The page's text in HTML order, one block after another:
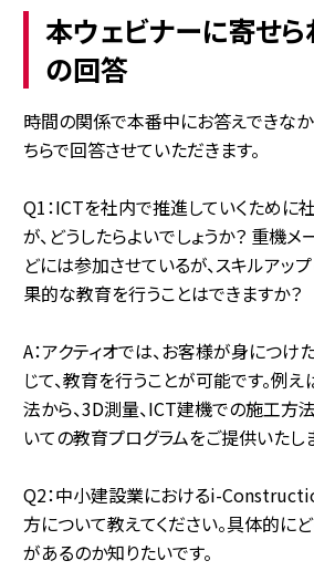
本ウェビナーに寄せ
の回答
時間の関係で本番中にお答えできなか
ちらで回答させていただきます。
Q1：ICTを社内で推進していくために
が、どうしたらよいでしょうか？ 重機
どには参加させているが、スキルアッ
果的な教育を行うことはできますか？
A：アクティオでは、お客様が身につ
じて、教育を行うことが可能です。例
法から、3D測量、ICT建機での施工方
いての教育プログラムをご提供いたし
Q2：中小建設業におけるi-
方について教えてください。具体的に
があるのか知りたいです。